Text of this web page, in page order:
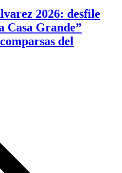
2026: desfile
Casa Grande”
del